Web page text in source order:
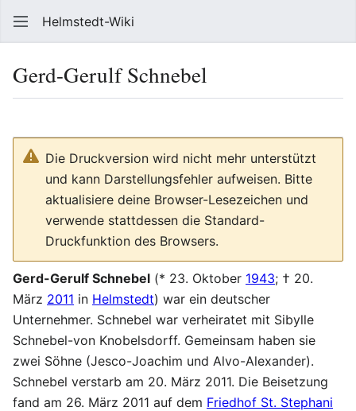
Helmstedt-Wiki
Gerd-Gerulf Schnebel
Die Druckversion wird nicht mehr unterstützt
und kann Darstellungsfehler aufweisen. Bitte
aktualisiere deine Browser-Lesezeichen und
verwende stattdessen die Standard-
Druckfunktion des Browsers.
Gerd-Gerulf Schnebel (* 23. Oktober 1943; † 20.
März 2011 in Helmstedt) war ein deutscher
Unternehmer. Schnebel war verheiratet mit Sibylle
Schnebel-von Knobelsdorff. Gemeinsam haben sie
zwei Söhne (Jesco-Joachim und Alvo-Alexander).
Schnebel verstarb am 20. März 2011. Die Beisetzung
fand am 26. März 2011 auf dem Friedhof St. Stephani